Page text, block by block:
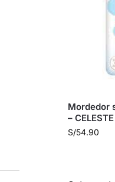
Mordedor
– CELESTE
S/54.90